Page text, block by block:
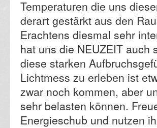
Temperaturen die uns
derart gestärkt aus den
Erachtens diesmal sehr
hat uns die NEUZEIT auch
diese starken
Lichtmess zu erleben ist
zwar noch kommen, aber
sehr belasten können.
Energieschub und nutzen